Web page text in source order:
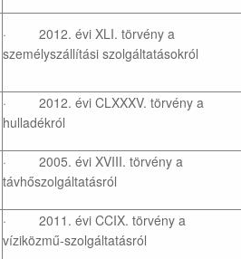
· 2012. évi XLI. törvény a
személyszállítási szolgáltatásokról
· 2012. évi CLXXXV. törvény a
hulladékról
· 2005. évi XVIII. törvény a
távhőszolgáltatásról
· 2011. évi CCIX. törvény a
víziközmű-szolgáltatásról